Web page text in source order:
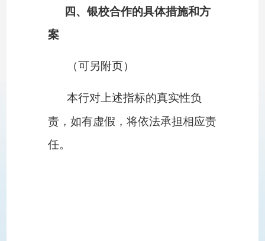
四、银校合作的具体措施和方
案
（可另附页）
本行对上述指标的真实性负
责，如有虚假，将依法承担相应责
任。